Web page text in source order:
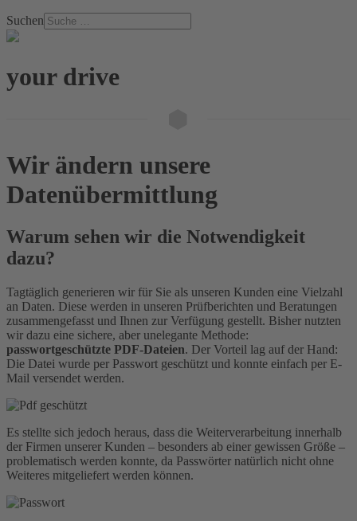
Suchen
your drive
Wir ändern unsere
Datenübermittlung
Warum sehen wir die Notwendigkeit
dazu?
Tagtäglich generieren wir für Sie als unseren Kunden eine Vielzahl
an Daten. Diese werden in unseren Prüfberichten und Beratungen
zusammengefasst und Ihnen zur Verfügung gestellt. Bisher nutzten
wir dazu eine sichere, aber unelegante Methode:
passwortgeschützte PDF-Dateien. Der Vorteil lag auf der Hand:
Die Datei wurde per Passwort geschützt und konnte einfach per E-
Mail versendet werden.
Es stellte sich jedoch heraus, dass die Weiterverarbeitung innerhalb
der Firmen unserer Kunden – besonders ab einer gewissen Größe –
problematisch werden konnte, da Passwörter natürlich nicht ohne
Weiteres mitgeliefert werden können.